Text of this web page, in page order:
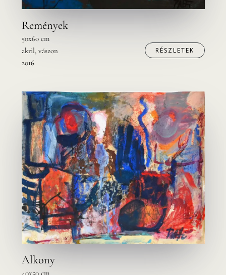
Remények
50x60 cm
akril, vászon
2016
RÉSZLETEK
Alkony
40x50 cm